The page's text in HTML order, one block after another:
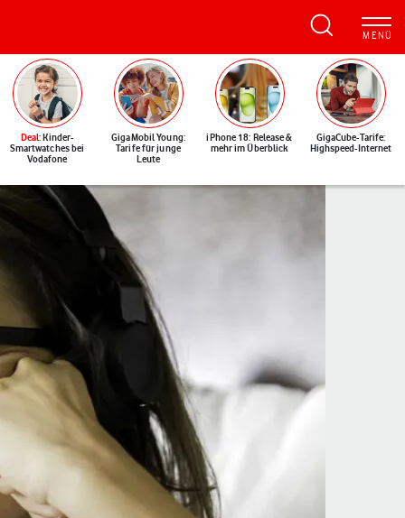
Deal: Kinder-
Smartwatches bei
Vodafone
GigaMobil Young:
Tarife für junge
Leute
iPhone 18: Release &
mehr im Überblick
GigaCube-Tarife:
Highspeed-Internet